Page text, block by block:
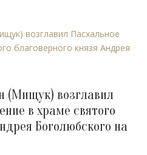
(Мищук) возглавил
в храме святого
Боголюбского на